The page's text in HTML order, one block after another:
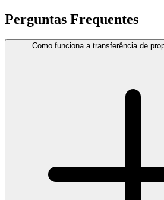
Perguntas Frequentes
Como funciona a transferência de